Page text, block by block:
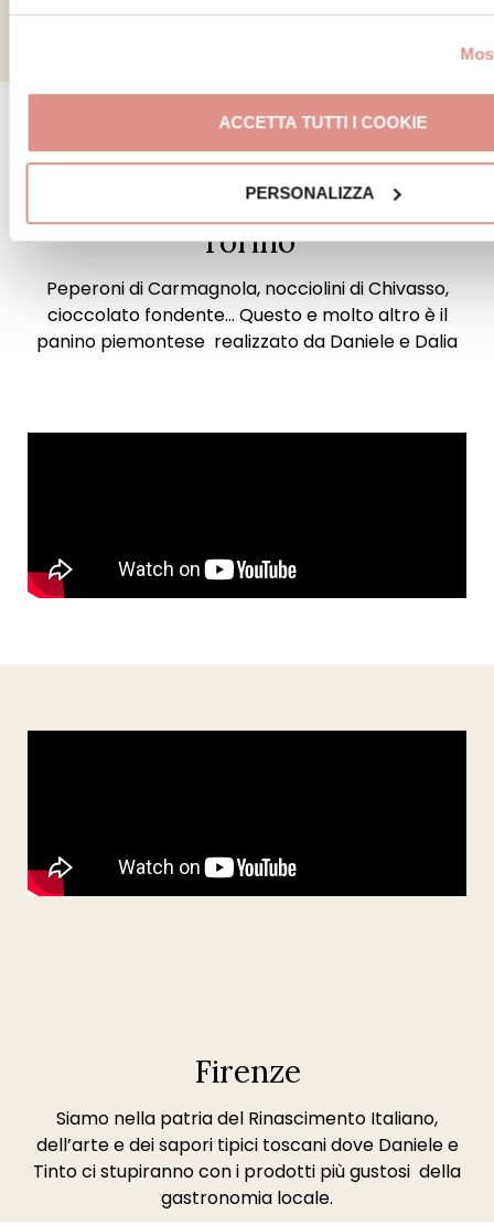
ACCETTA TUTTI I COOKIE
PERSONALIZZA
Torino
Peperoni di Carmagnola, nocciolini di Chivasso,
cioccolato fondente… Questo e molto altro è il
panino piemontese realizzato da Daniele e Dalia
Firenze
Siamo nella patria del Rinascimento Italiano,
dell’arte e dei sapori tipici toscani dove Daniele e
Tinto ci stupiranno con i prodotti più gustosi della
gastronomia locale.